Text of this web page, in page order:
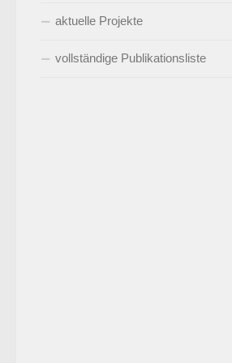
aktuelle Projekte
vollständige Publikationsliste